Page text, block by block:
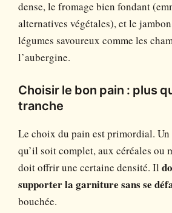
dense, le fromage bien fondant
alternatives végétales), et le
légumes savoureux comme les
l’aubergine.
Choisir le bon pain : plus
tranche
Le choix du pain est primordial.
qu’il soit complet, aux céréales ou
doit offrir une certaine densité. Il
supporter la garniture sans se
bouchée.